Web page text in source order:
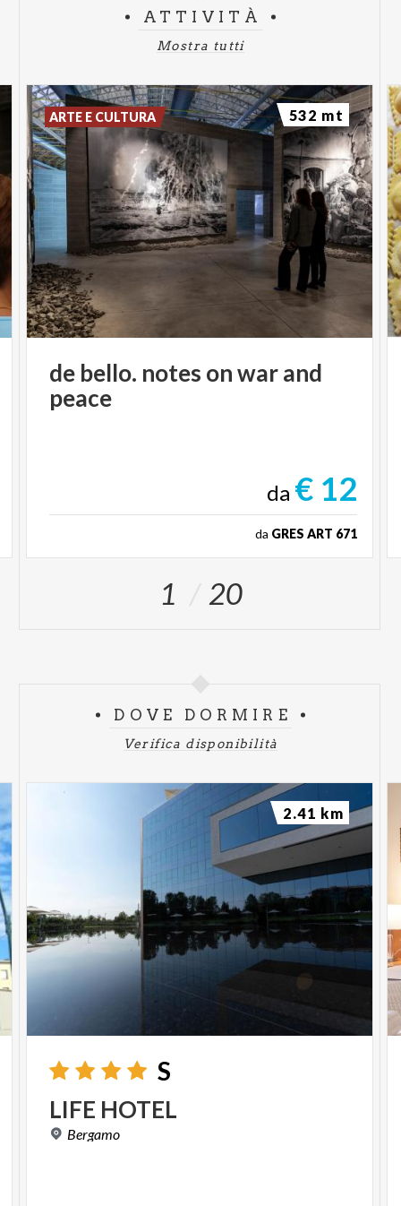
ATTIVITÀ
Mostra tutti
de bello. notes onwarand
peace
da € 12
da GRES ART 671
ARTE E CULTURA 532 mt
1 20
DOVE DORMIRE
Verifica disponibilità
S
LIFE HOTEL
Bergamo
2.41 km